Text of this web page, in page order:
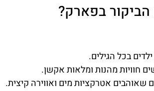
בפארק?
בכל הגילים.
חוויות מהנות ומלאות אקשן.
שאוהבים אטרקציות מים ואווירה קיצית.